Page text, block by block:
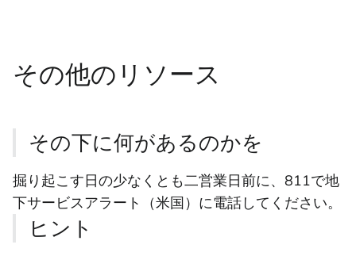
その他のリソース
その下に何があるのかを
掘り起こす日の少なくとも二営業日前に、811で地
下サービスアラート（米国）に電話してください。
ヒント